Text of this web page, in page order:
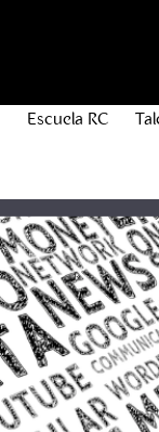
Escuela RC